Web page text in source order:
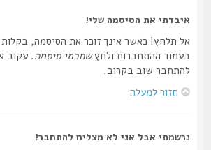
איבדתי את הסיסמה שלי!
אל תלחץ! כאשר אינך זוכר את הסיסמה, בקלות
בעמוד ההתחברות ולחץשחכתי סיסמה. עקוב אחר
להתחבר שוב בקרוב.
חזור למעלה
נרשמתי אבל אני לא מצליח להתחבר!